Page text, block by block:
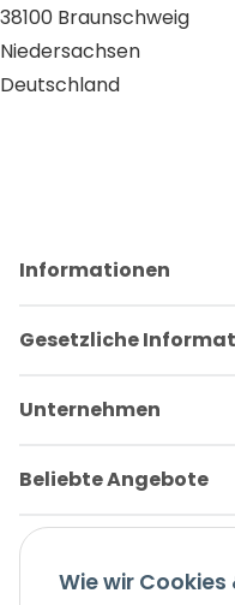
38100 Braunschweig
Niedersachsen
Deutschland
Informationen
Gesetzliche
Unternehmen
Beliebte Angebote
Wie wir